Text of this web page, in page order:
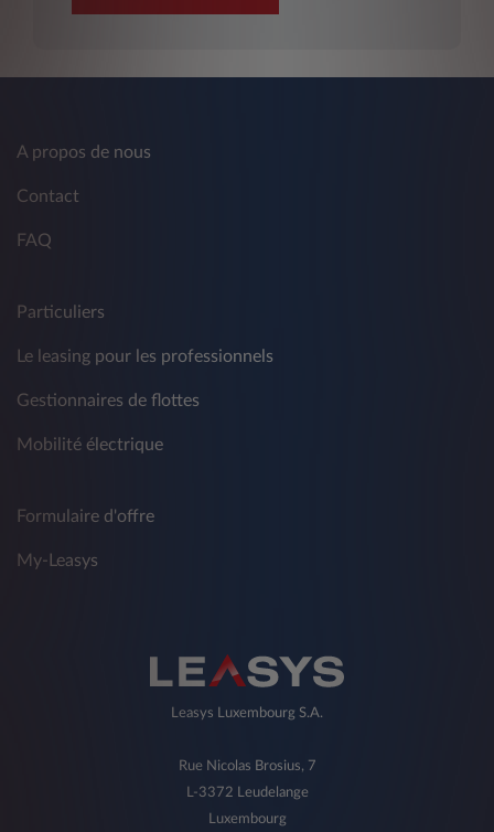
A propos de nous
Contact
FAQ
Particuliers
Le leasing pour les professionnels
Gestionnaires de flottes
Mobilité électrique
Formulaire d'offre
My-Leasys
Leasys Luxembourg S.A.
Rue Nicolas Brosius, 7
L-3372 Leudelange
Luxembourg